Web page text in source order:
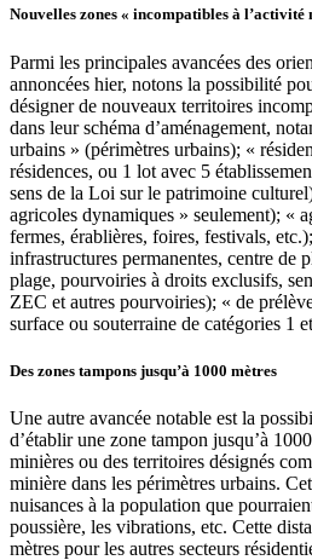
Nouvelles zones « incompatibles à l’activité
Parmi les principales avancées des
annoncées hier, notons la possibilité
désigner de nouveaux territoires
dans leur schéma d’aménagement,
urbains » (périmètres urbains); «
résidences, ou 1 lot avec 5
sens de la Loi sur le patrimoine
agricoles dynamiques » seulement); «
fermes, érablières, foires, festivals,
infrastructures permanentes, centre de
plage, pourvoiries à droits exclusifs,
ZEC et autres pourvoiries); « de
surface ou souterraine de catégories 1
Des zones tampons jusqu’à 1000 mètres
Une autre avancée notable est la
d’établir une zone tampon jusqu’à
minières ou des territoires désignés
minière dans les périmètres urbains.
nuisances à la population que
poussière, les vibrations, etc. Cette
mètres pour les autres secteurs